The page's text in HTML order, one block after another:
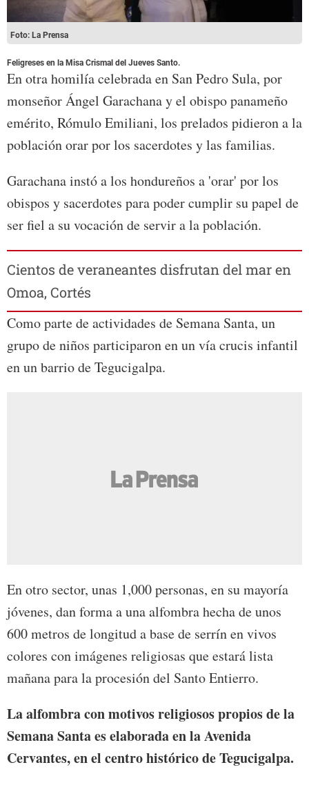
Foto: La Prensa
Feligreses en la Misa Crismal del Jueves Santo.
En otra homilía celebrada en San Pedro Sula, por
monseñor Ángel Garachana y el obispo panameño
emérito, Rómulo Emiliani, los prelados pidieron a la
población orar por los sacerdotes y las familias.
Garachana instó a los hondureños a 'orar' por los
obispos y sacerdotes para poder cumplir su papel de
ser fiel a su vocación de servir a la población.
Cientos de veraneantes disfrutan del mar en
Omoa, Cortés
Como parte de actividades de Semana Santa, un
grupo de niños participaron en un vía crucis infantil
en un barrio de Tegucigalpa.
En otro sector, unas 1,000 personas, en su mayoría
jóvenes, dan forma a una alfombra hecha de unos
600 metros de longitud a base de serrín en vivos
colores con imágenes religiosas que estará lista
mañana para la procesión del Santo Entierro.
La alfombra con motivos religiosos propios de la
Semana Santa es elaborada en la Avenida
Cervantes, en el centro histórico de Tegucigalpa.